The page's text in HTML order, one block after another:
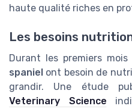
haute qualité riches en
Les besoins
Durant les premiers
spaniel ont besoin de
grandir. Une étude
Veterinary Science